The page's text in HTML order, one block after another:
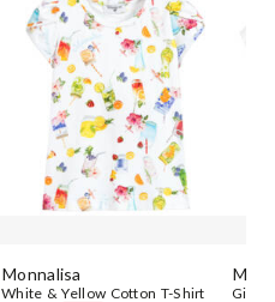
Monnalisa
White & Yellow Cotton T-Shirt
Girls